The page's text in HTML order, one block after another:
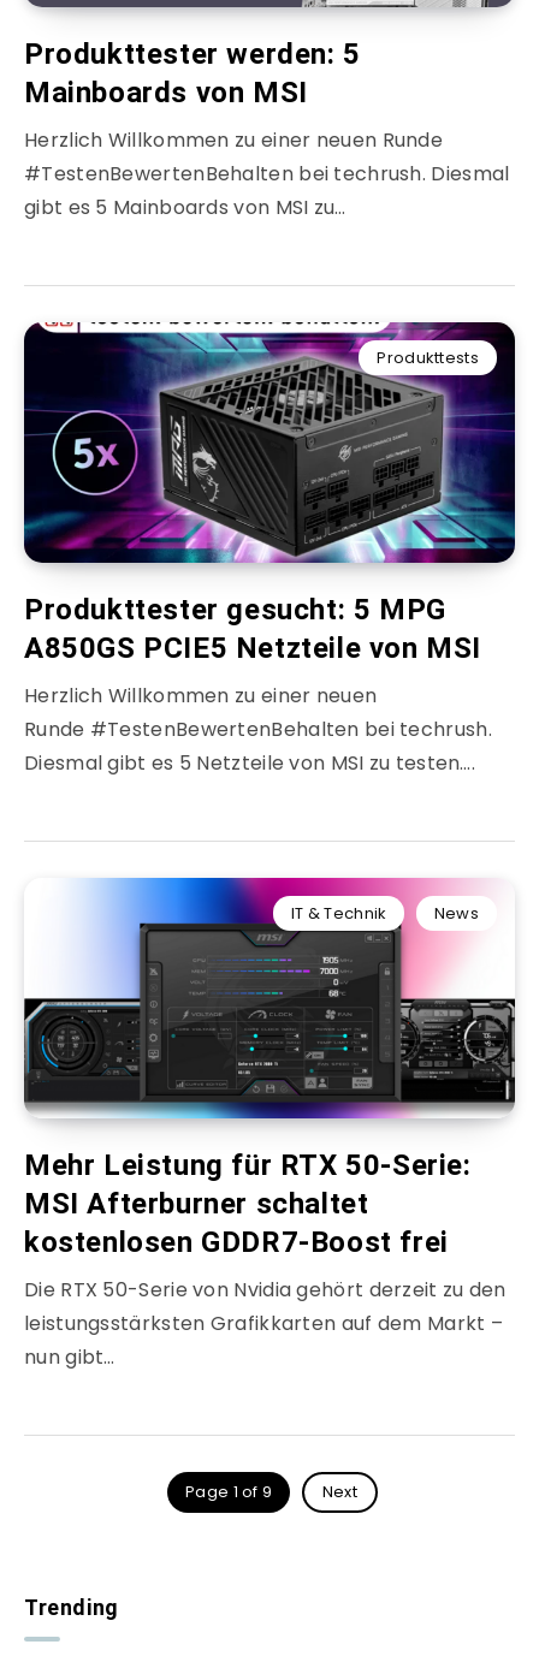
Produkttester werden: 5
Mainboards von MSI
Herzlich Willkommen zu einer neuen Runde
#TestenBewertenBehalten bei techrush. Diesmal
gibt es 5 Mainboards von MSI zu…
Produkttests
Produkttester gesucht: 5 MPG
A850GS PCIE5 Netzteile von MSI
Herzlich Willkommen zu einer neuen
Runde #TestenBewertenBehalten bei techrush.
Diesmal gibt es 5 Netzteile von MSI zu testen….
IT & Technik News
Mehr Leistung für RTX 50-Serie:
MSI Afterburner schaltet
kostenlosen GDDR7-Boost frei
Die RTX 50-Serie von Nvidia gehört derzeit zu den
leistungsstärksten Grafikkarten auf dem Markt –
nun gibt…
Page 1 of 9 Next
Trending